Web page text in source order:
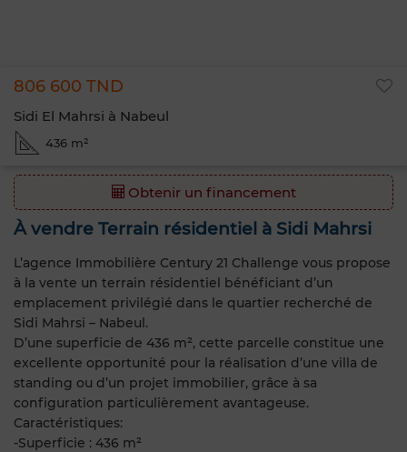
806 600 TND
Sidi El Mahrsi à Nabeul
436 m²
Obtenir un financement
À vendre Terrain résidentiel à Sidi Mahrsi
L’agence Immobilière Century 21 Challenge vous propose
à la vente un terrain résidentiel bénéficiant d’un
emplacement privilégié dans le quartier recherché de
Sidi Mahrsi – Nabeul.
D’une superficie de 436 m², cette parcelle constitue une
excellente opportunité pour la réalisation d’une villa de
standing ou d’un projet immobilier, grâce à sa
configuration particulièrement avantageuse.
Caractéristiques:
-Superficie : 436 m²